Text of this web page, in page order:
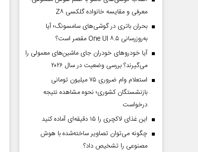
معرفی و مقایسه خانواده گلکسی Z۸
بحران باتری در گوشی‌های سامسونگ؛ آیا
به‌روزرسانی One UI ۸.۵ مقصر است؟
آیا خودروهای خودران جای ماشین‌های معمولی را
می‌گیرند؟ بررسی وضعیت در سال ۲۰۲۶
استعلام وام ضروری ۷۵ میلیون تومانی
بازنشستگان کشوری؛ نحوه مشاهده نتیجه
درخواست
این غذای لاکچری را ۱۵ دقیقه‌ای آماده کنید
چگونه می‌توان تصاویر ساخته‌شده با هوش
مصنوعی را تشخیص داد؟